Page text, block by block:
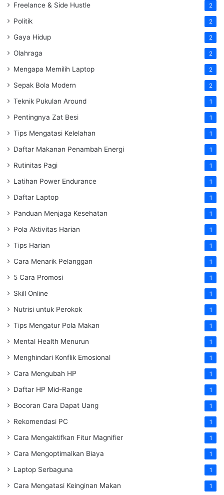
Freelance & Side Hustle 2
Politik 2
Gaya Hidup 2
Olahraga 2
Mengapa Memilih Laptop 2
Sepak Bola Modern 2
Teknik Pukulan Around 1
Pentingnya Zat Besi 1
Tips Mengatasi Kelelahan 1
Daftar Makanan Penambah Energi 1
Rutinitas Pagi 1
Latihan Power Endurance 1
Daftar Laptop 1
Panduan Menjaga Kesehatan 1
Pola Aktivitas Harian 1
Tips Harian 1
Cara Menarik Pelanggan 1
5 Cara Promosi 1
Skill Online 1
Nutrisi untuk Perokok 1
Tips Mengatur Pola Makan 1
Mental Health Menurun 1
Menghindari Konflik Emosional 1
Cara Mengubah HP 1
Daftar HP Mid-Range 1
Bocoran Cara Dapat Uang 1
Rekomendasi PC 1
Cara Mengaktifkan Fitur Magnifier 1
Cara Mengoptimalkan Biaya 1
Laptop Serbaguna 1
Cara Mengatasi Keinginan Makan 1